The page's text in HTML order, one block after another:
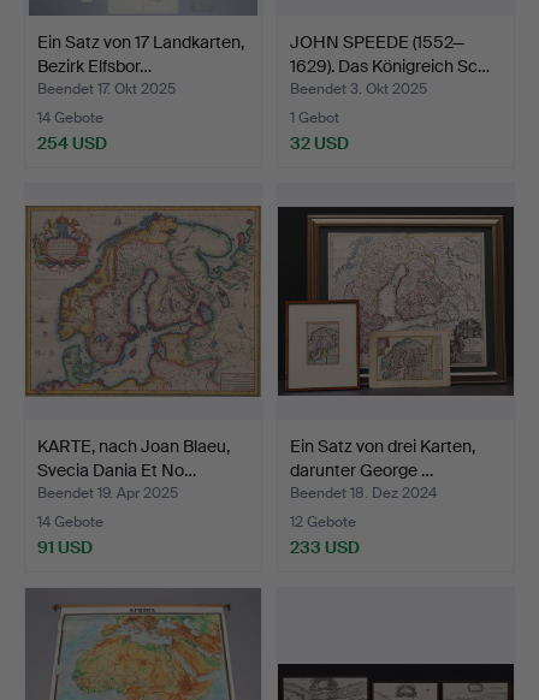
Ein Satz von 17 Landkarten,
Bezirk Elfsbor…
Beendet 17. Okt 2025
14 Gebote
254 USD
JOHN SPEEDE (1552—
1629). Das Königreich Sc…
Beendet 3. Okt 2025
1 Gebot
32 USD
KARTE, nach Joan Blaeu,
Svecia Dania Et No…
Beendet 19. Apr 2025
14 Gebote
91 USD
Ein Satz von drei Karten,
darunter George …
Beendet 18. Dez 2024
12 Gebote
233 USD